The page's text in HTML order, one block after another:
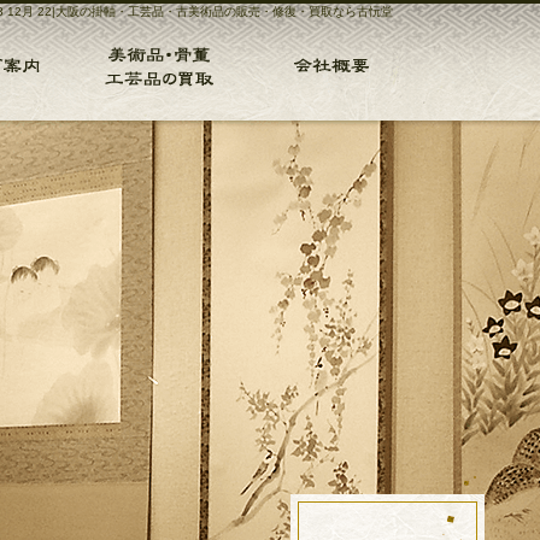
12月 22|大阪の掛軸・工芸品・古美術品の販売・修復・買取なら古忨堂